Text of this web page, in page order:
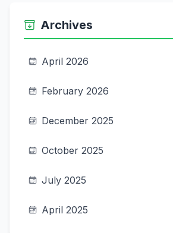
Archives
April 2026
February 2026
December 2025
October 2025
July 2025
April 2025